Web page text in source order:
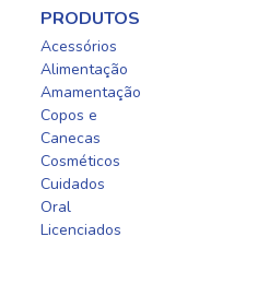
PRODUTOS
Acessórios
Alimentação
Amamentação
Copos e
Canecas
Cosméticos
Cuidados
Oral​
Licenciados​